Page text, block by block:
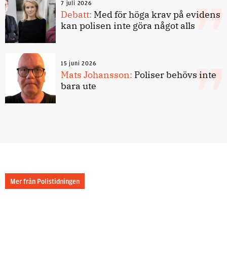
7 juli 2026
Debatt: Med för höga krav på evidens
kan polisen inte göra något alls
15 juni 2026
Mats Johansson: Poliser behövs inte
bara ute
Mer från Polistidningen